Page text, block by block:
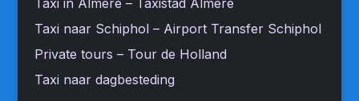
Taxi in Almere – Taxistad Almere
Taxi naar Schiphol – Airport Transfer Schiphol
Private tours – Tour de Holland
Taxi naar dagbesteding